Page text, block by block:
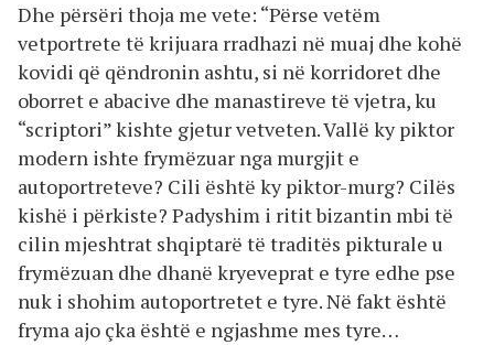
Dhe përsëri thoja me vete: “Përse vetëm
vetportrete të krijuara rradhazi në muaj dhe kohë
kovidi që qëndronin ashtu, si në korridoret dhe
oborret e abacive dhe manastireve të vjetra, ku
“scriptori” kishte gjetur vetveten. Vallë ky piktor
modern ishte frymëzuar nga murgjit e
autoportreteve? Cili është ky piktor-murg? Cilës
kishë i përkiste? Padyshim i ritit bizantin mbi të
cilin mjeshtrat shqiptarë të traditës pikturale u
frymëzuan dhe dhanë kryeveprat e tyre edhe pse
nuk i shohim autoportretet e tyre. Në fakt është
fryma ajo çka është e ngjashme mes tyre…